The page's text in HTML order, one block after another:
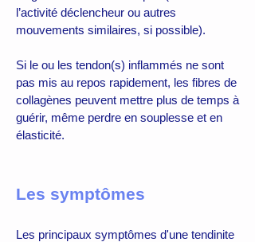
l’activité déclencheur ou autres
mouvements similaires, si possible).
Si le ou les tendon(s) inflammés ne sont
pas mis au repos rapidement, les fibres de
collagènes peuvent mettre plus de temps à
guérir, même perdre en souplesse et en
élasticité.
Les symptômes
Les principaux symptômes d'une tendinite